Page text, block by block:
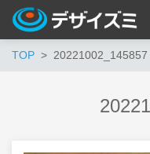
TOP 20221002_145857